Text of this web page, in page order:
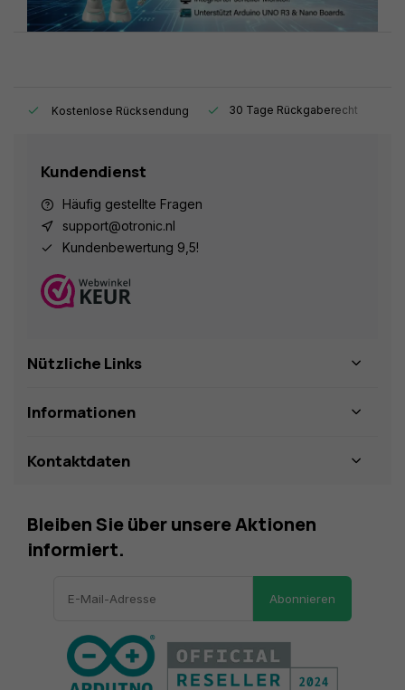
Kostenlose Rücksendung 30 Tage Rückgaberecht
Kundendienst
Häufig gestellte Fragen
support@otronic.nl
Kundenbewertung 9,5!
Nützliche Links
Informationen
Kontaktdaten
Bleiben Sie über unsere Aktionen
informiert.
Abonnieren